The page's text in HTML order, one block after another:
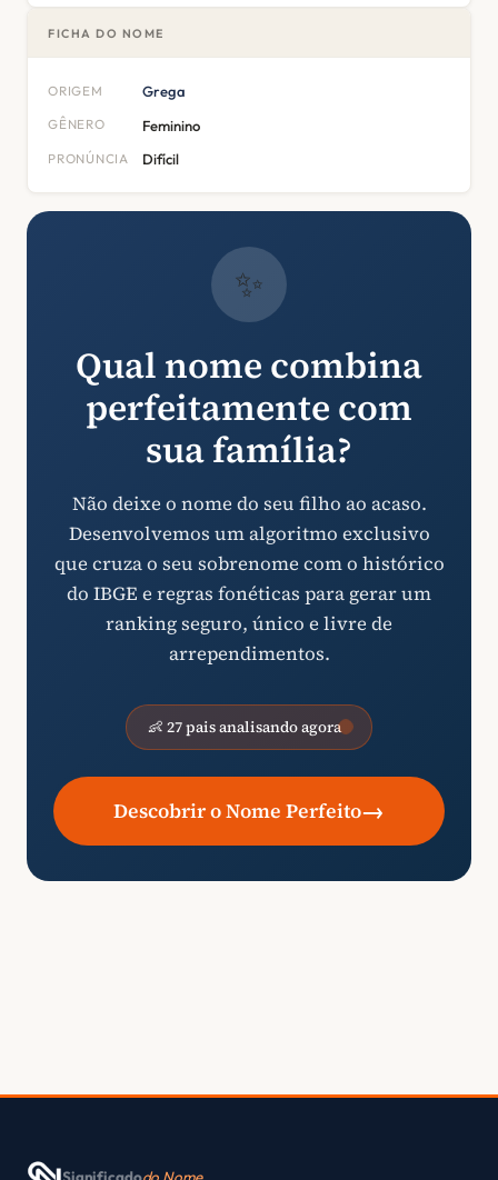
FICHA DO NOME
ORIGEM Grega
GÊNERO Feminino
PRONÚNCIA Difícil
✨
Qual nome combina
perfeitamente com
sua família?
Não deixe o nome do seu filho ao acaso.
Desenvolvemos um algoritmo exclusivo
que cruza o seu sobrenome com o histórico
do IBGE e regras fonéticas para gerar um
ranking seguro, único e livre de
arrependimentos.
👶 27 pais analisando agora
Descobrir o Nome Perfeito→